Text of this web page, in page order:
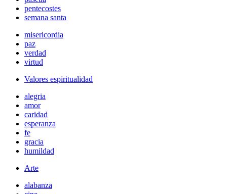
pentecostes
semana santa
misericordia
paz
verdad
virtud
Valores espiritualidad
alegria
amor
caridad
esperanza
fe
gracia
humildad
Arte
alabanza